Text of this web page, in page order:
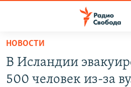
упрощенного
доступа
Вернуться
НОВОСТИ
В Исландии
500 человек из-за